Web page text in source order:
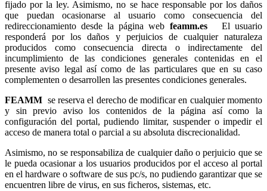
fijado por la ley. Asimismo, no se hace responsable por los daños
que puedan ocasionarse al usuario como consecuencia del
redireccionamiento desde la página web feamm.es
El usuario
responderá por los daños y perjuicios de cualquier naturaleza
producidos como consecuencia directa o indirectamente del
incumplimiento de las condiciones generales contenidas en el
presente aviso legal así como de las particulares que en su caso
complementen o desarrollen las presentes condiciones generales.
FEAMM se reserva el derecho de modificar en cualquier momento
y sin previo aviso los contenidos de la página así como la
configuración del portal, pudiendo limitar, suspender o impedir el
acceso de manera total o parcial a su absoluta discrecionalidad.
Asimismo, no se responsabiliza de cualquier daño o perjuicio que se
le pueda ocasionar a los usuarios producidos por el acceso al portal
en el hardware o software de sus pc/s, no pudiendo garantizar que se
encuentren libre de virus, en sus ficheros, sistemas, etc.